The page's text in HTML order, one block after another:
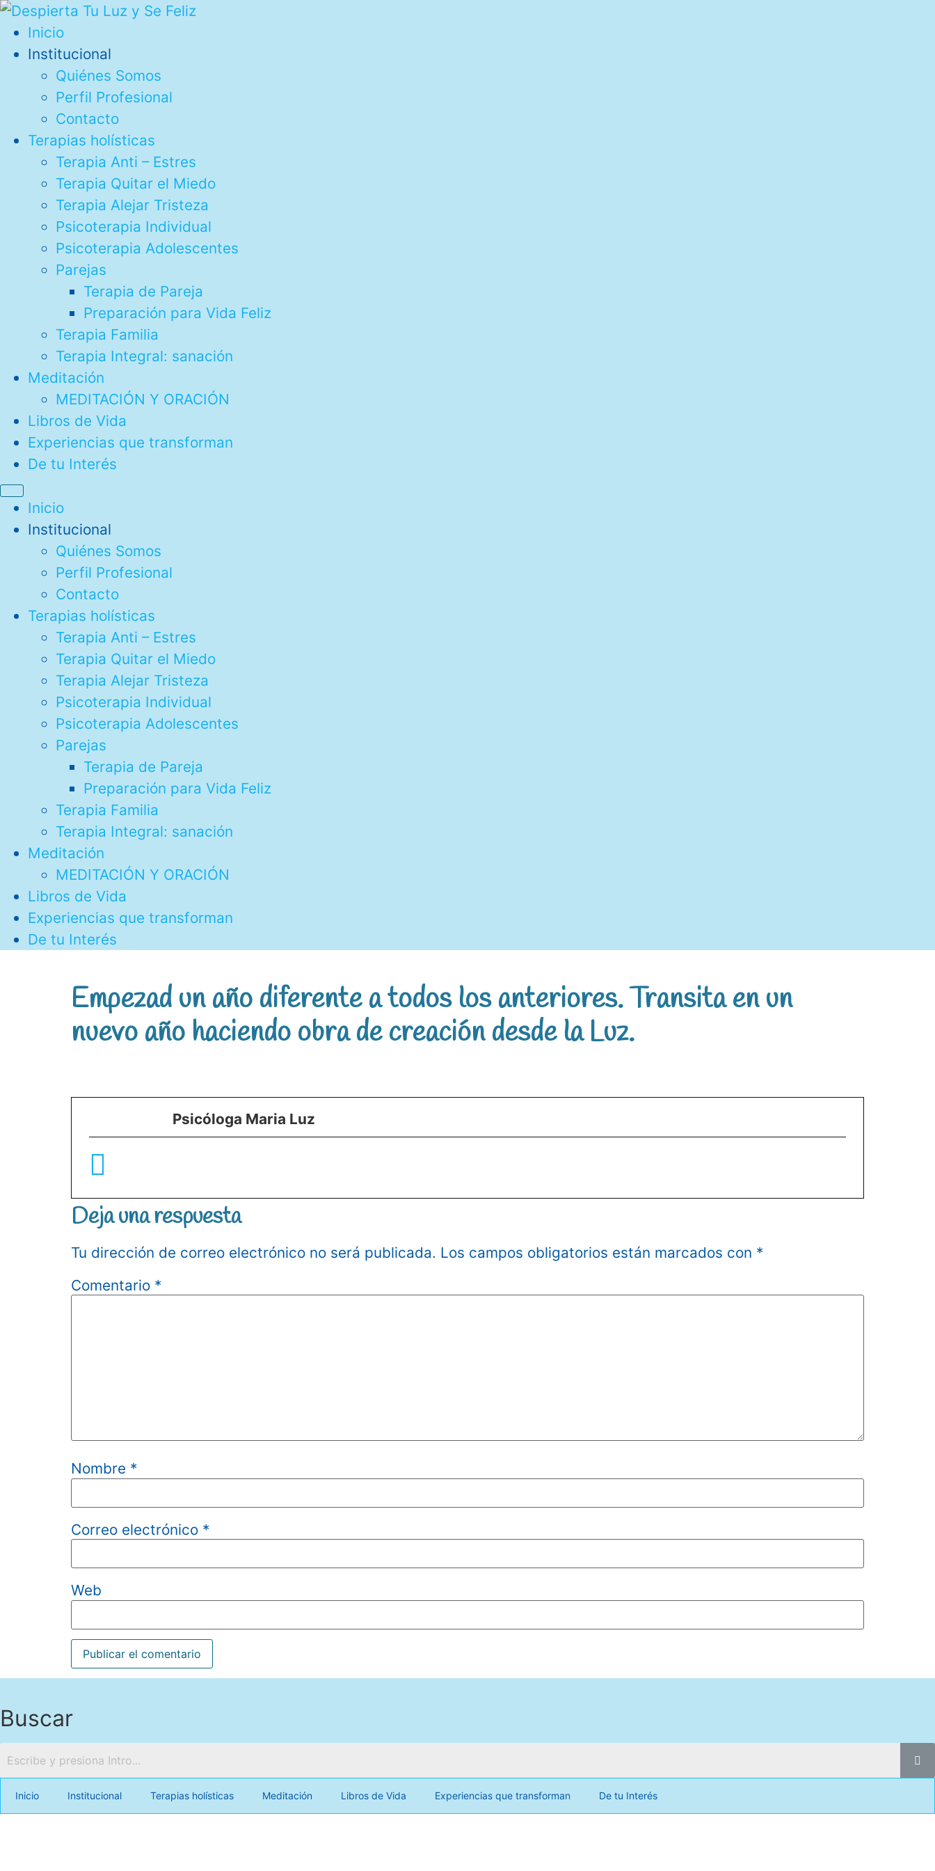
Ir
contenido
Inicio
Institucional
Quiénes Somos
Perfil Profesional
Contacto
Terapias holísticas
Terapia Anti – Estres
Terapia Quitar el Miedo
Terapia Alejar Tristeza
Psicoterapia Individual
Psicoterapia Adolescentes
Parejas
Terapia de Pareja
Preparación para Vida Feliz
Terapia Familia
Terapia Integral: sanación
Meditación
MEDITACIÓN Y ORACIÓN
Libros de Vida
Experiencias que transforman
De tu Interés
Inicio
Institucional
Quiénes Somos
Perfil Profesional
Contacto
Terapias holísticas
Terapia Anti – Estres
Terapia Quitar el Miedo
Terapia Alejar Tristeza
Psicoterapia Individual
Psicoterapia Adolescentes
Parejas
Terapia de Pareja
Preparación para Vida Feliz
Terapia Familia
Terapia Integral: sanación
Meditación
MEDITACIÓN Y ORACIÓN
Libros de Vida
Experiencias que transforman
De tu Interés
Empezad un año diferente a todos los anteriores. Transita en un
nuevo año haciendo obra de creación desde la Luz.
Psicóloga Maria Luz
Deja una respuesta
Tu dirección de correo electrónico no será publicada. Los campos obligatorios están marcados con *
Comentario *
Nombre *
Correo electrónico *
Web
Buscar
Inicio Institucional Terapias holísticas Meditación Libros de Vida Experiencias que transforman De tu Interés